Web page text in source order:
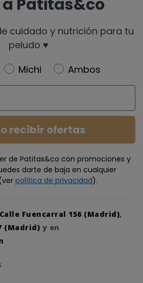
a Patitas&co
cuidado y nutrición para tu
peludo ♥️
Michi
Ambos
recibir ofertas
de Patitas&co con promociones y
darte de baja en cualquier
política de privacidad).
Calle Fuencarral 156 (Madrid),
(Madrid) y en